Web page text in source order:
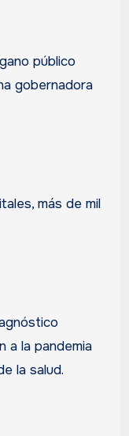
público
gobernadora
más de mil
a la pandemia
la salud.